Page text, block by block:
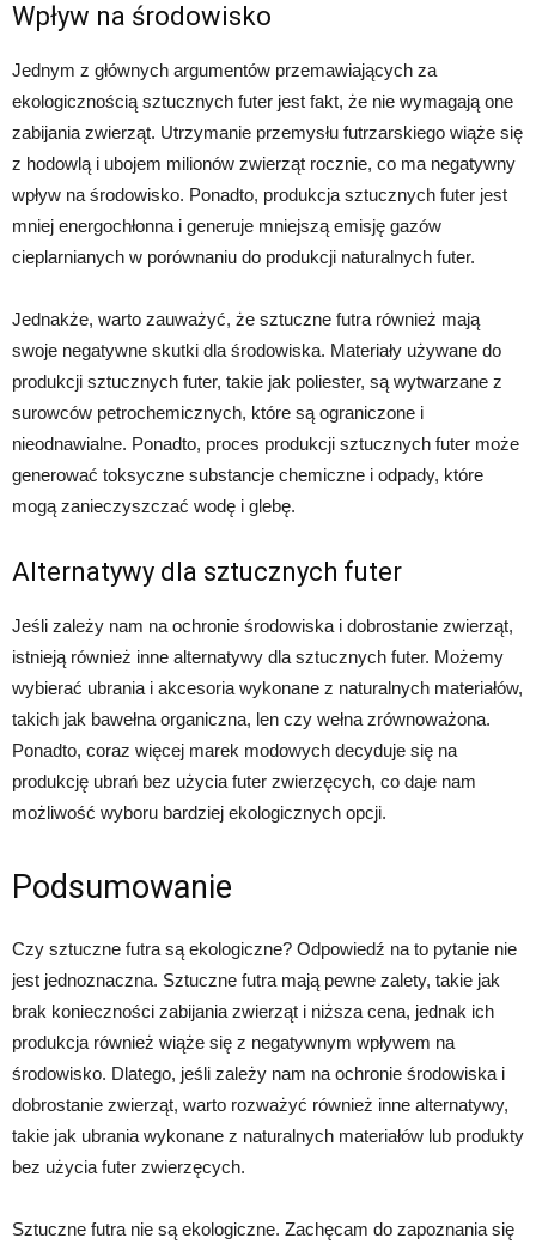
Wpływ na środowisko
Jednym z głównych argumentów przemawiających za
ekologicznością sztucznych futer jest fakt, że nie wymagają one
zabijania zwierząt. Utrzymanie przemysłu futrzarskiego wiąże się
z hodowlą i ubojem milionów zwierząt rocznie, co ma negatywny
wpływ na środowisko. Ponadto, produkcja sztucznych futer jest
mniej energochłonna i generuje mniejszą emisję gazów
cieplarnianych w porównaniu do produkcji naturalnych futer.
Jednakże, warto zauważyć, że sztuczne futra również mają
swoje negatywne skutki dla środowiska. Materiały używane do
produkcji sztucznych futer, takie jak poliester, są wytwarzane z
surowców petrochemicznych, które są ograniczone i
nieodnawialne. Ponadto, proces produkcji sztucznych futer może
generować toksyczne substancje chemiczne i odpady, które
mogą zanieczyszczać wodę i glebę.
Alternatywy dla sztucznych futer
Jeśli zależy nam na ochronie środowiska i dobrostanie zwierząt,
istnieją również inne alternatywy dla sztucznych futer. Możemy
wybierać ubrania i akcesoria wykonane z naturalnych materiałów,
takich jak bawełna organiczna, len czy wełna zrównoważona.
Ponadto, coraz więcej marek modowych decyduje się na
produkcję ubrań bez użycia futer zwierzęcych, co daje nam
możliwość wyboru bardziej ekologicznych opcji.
Podsumowanie
Czy sztuczne futra są ekologiczne? Odpowiedź na to pytanie nie
jest jednoznaczna. Sztuczne futra mają pewne zalety, takie jak
brak konieczności zabijania zwierząt i niższa cena, jednak ich
produkcja również wiąże się z negatywnym wpływem na
środowisko. Dlatego, jeśli zależy nam na ochronie środowiska i
dobrostanie zwierząt, warto rozważyć również inne alternatywy,
takie jak ubrania wykonane z naturalnych materiałów lub produkty
bez użycia futer zwierzęcych.
Sztuczne futra nie są ekologiczne. Zachęcam do zapoznania się